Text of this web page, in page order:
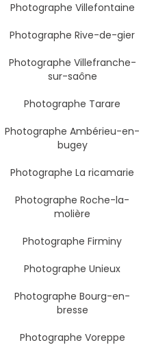
Photographe Villefontaine
Photographe Rive-de-gier
Photographe Villefranche-
sur-saône
Photographe Tarare
Photographe Ambérieu-en-
bugey
Photographe La ricamarie
Photographe Roche-la-
molière
Photographe Firminy
Photographe Unieux
Photographe Bourg-en-
bresse
Photographe Voreppe